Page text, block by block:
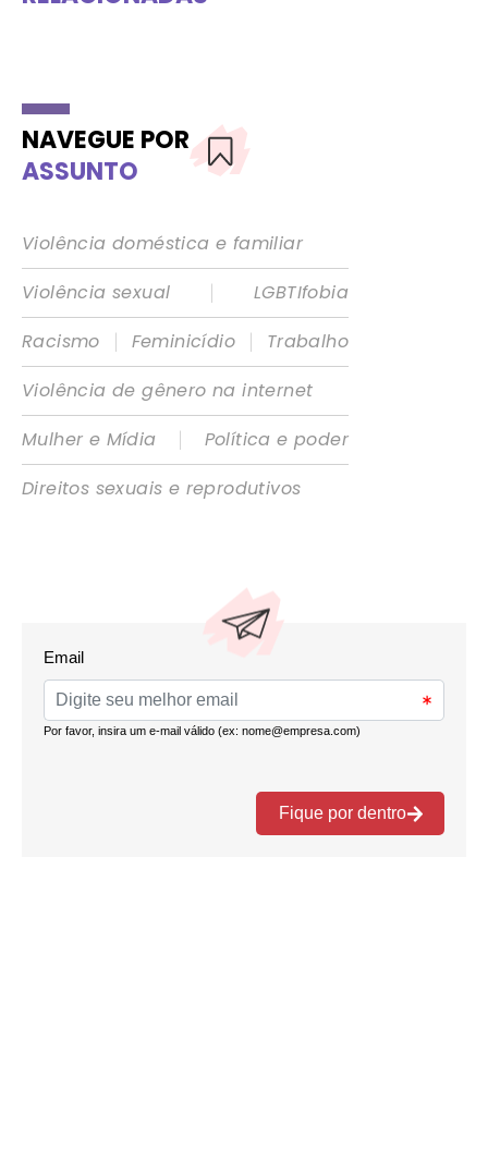
NAVEGUE POR
ASSUNTO
Violência doméstica e familiar
Violência sexual
|
LGBTIfobia
Racismo
| Feminicídio |
Trabalho
Violência de gênero na internet
Mulher e Mídia
|
Política e poder
Direitos sexuais e reprodutivos